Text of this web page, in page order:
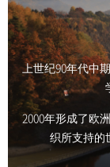
上世纪90年代中
2000年形成了欧
织所支持的